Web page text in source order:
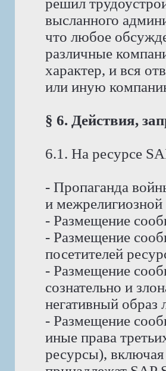
решил
высланного
что любое
различные
характер, и вся
или иную
§ 6. Действия,
6.1. На ресурсе
- Пропаганда
и межрелигиозной
- Размещение
- Размещение
посетителей
- Размещение
сознательно и
негативный
- Размещение
иные права
ресурсы),